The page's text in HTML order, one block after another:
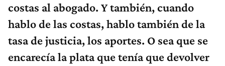
costas al abogado. Y también, cuando
hablo de las costas, hablo también de la
tasa de justicia, los aportes. O sea que se
encarecía la plata que tenía que devolver